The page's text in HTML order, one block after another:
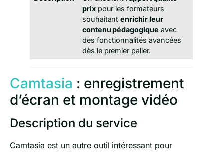
prix pour les formateurs
souhaitantenrichir leur
contenu pédagogique avec
des fonctionnalités avancées
dès le premier palier.
Camtasia : enregistrement
d’écran et montage vidéo
Description du service
Camtasia est un autre outil intéressant pour